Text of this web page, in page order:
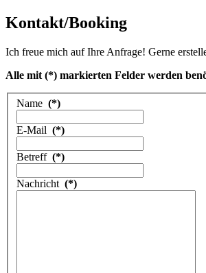
Kontakt/Booking
Ich freue mich auf Ihre Anfrage! Gerne
Alle mit (*) markierten Felder werden
Name (*)
E-Mail (*)
Betreff (*)
Nachricht (*)